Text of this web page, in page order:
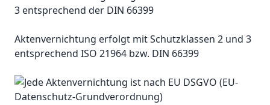
Aktenvernichtung erfolgt mit Schutzklassen 2 und 3
entsprechend ISO 21964 bzw. DIN 66399